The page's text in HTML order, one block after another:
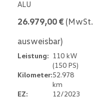
ALU
26.979,00 € (MwSt.
ausweisbar)
Leistung: 110 kW
(150 PS)
Kilometer:52.978
km
EZ:
12/2023